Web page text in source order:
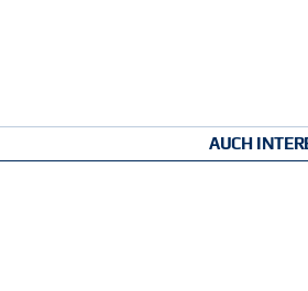
AUCH